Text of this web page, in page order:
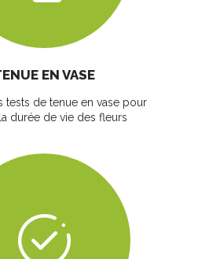
EN VASE
tests de tenue en vase pour
durée de vie des fleurs